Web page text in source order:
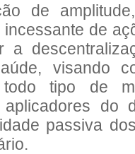
de
de
a
visando
tipo de
do
passiva